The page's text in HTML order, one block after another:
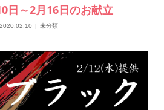
日～2月16日のお献立
2020.02.10 未分類